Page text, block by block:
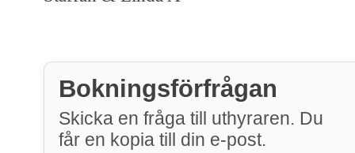
Bokningsförfrågan
Skicka en fråga till uthyraren. Du
får en kopia till din e-post.